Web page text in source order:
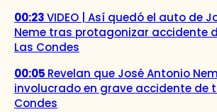
00:23VIDEO | Así quedó el auto de
Neme tras protagonizar accidente
Las Condes
00:05 Revelan que José Antonio
involucrado en grave accidente de
Condes